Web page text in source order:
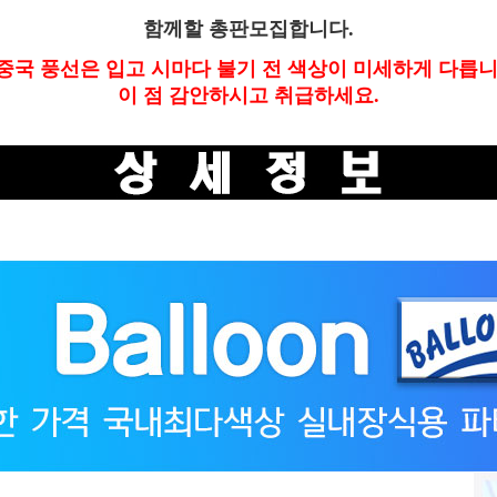
함께할 총판모집합니다.
국 풍선은 입고 시마다 불기 전 색상이 미세하게 다릅
이 점 감안하시고 취급하세요.